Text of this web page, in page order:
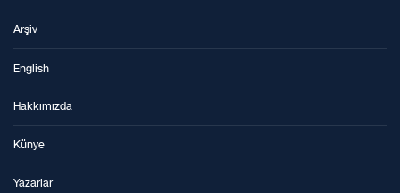
Arşiv
English
Hakkımızda
Künye
Yazarlar